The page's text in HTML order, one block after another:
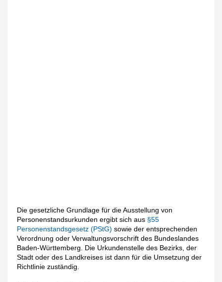
Die gesetzliche Grundlage für die Ausstellung von
Personenstandsurkunden ergibt sich aus §55
Personenstandsgesetz (PStG)sowie der entsprechenden
Verordnung oder Verwaltungsvorschrift des Bundeslandes
Baden-Württemberg. Die Urkundenstelle des Bezirks, der
Stadt oder des Landkreises ist dann für die Umsetzung der
Richtlinie zuständig.